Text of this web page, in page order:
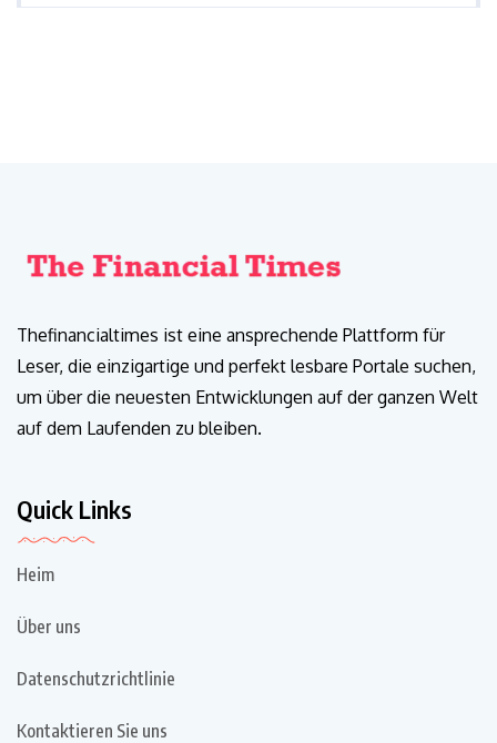
Thefinancialtimes ist eine ansprechende Plattform für
Leser, die einzigartige und perfekt lesbare Portale suchen,
um über die neuesten Entwicklungen auf der ganzen Welt
auf dem Laufenden zu bleiben.
Quick Links
Heim
Über uns
Datenschutzrichtlinie
Kontaktieren Sie uns